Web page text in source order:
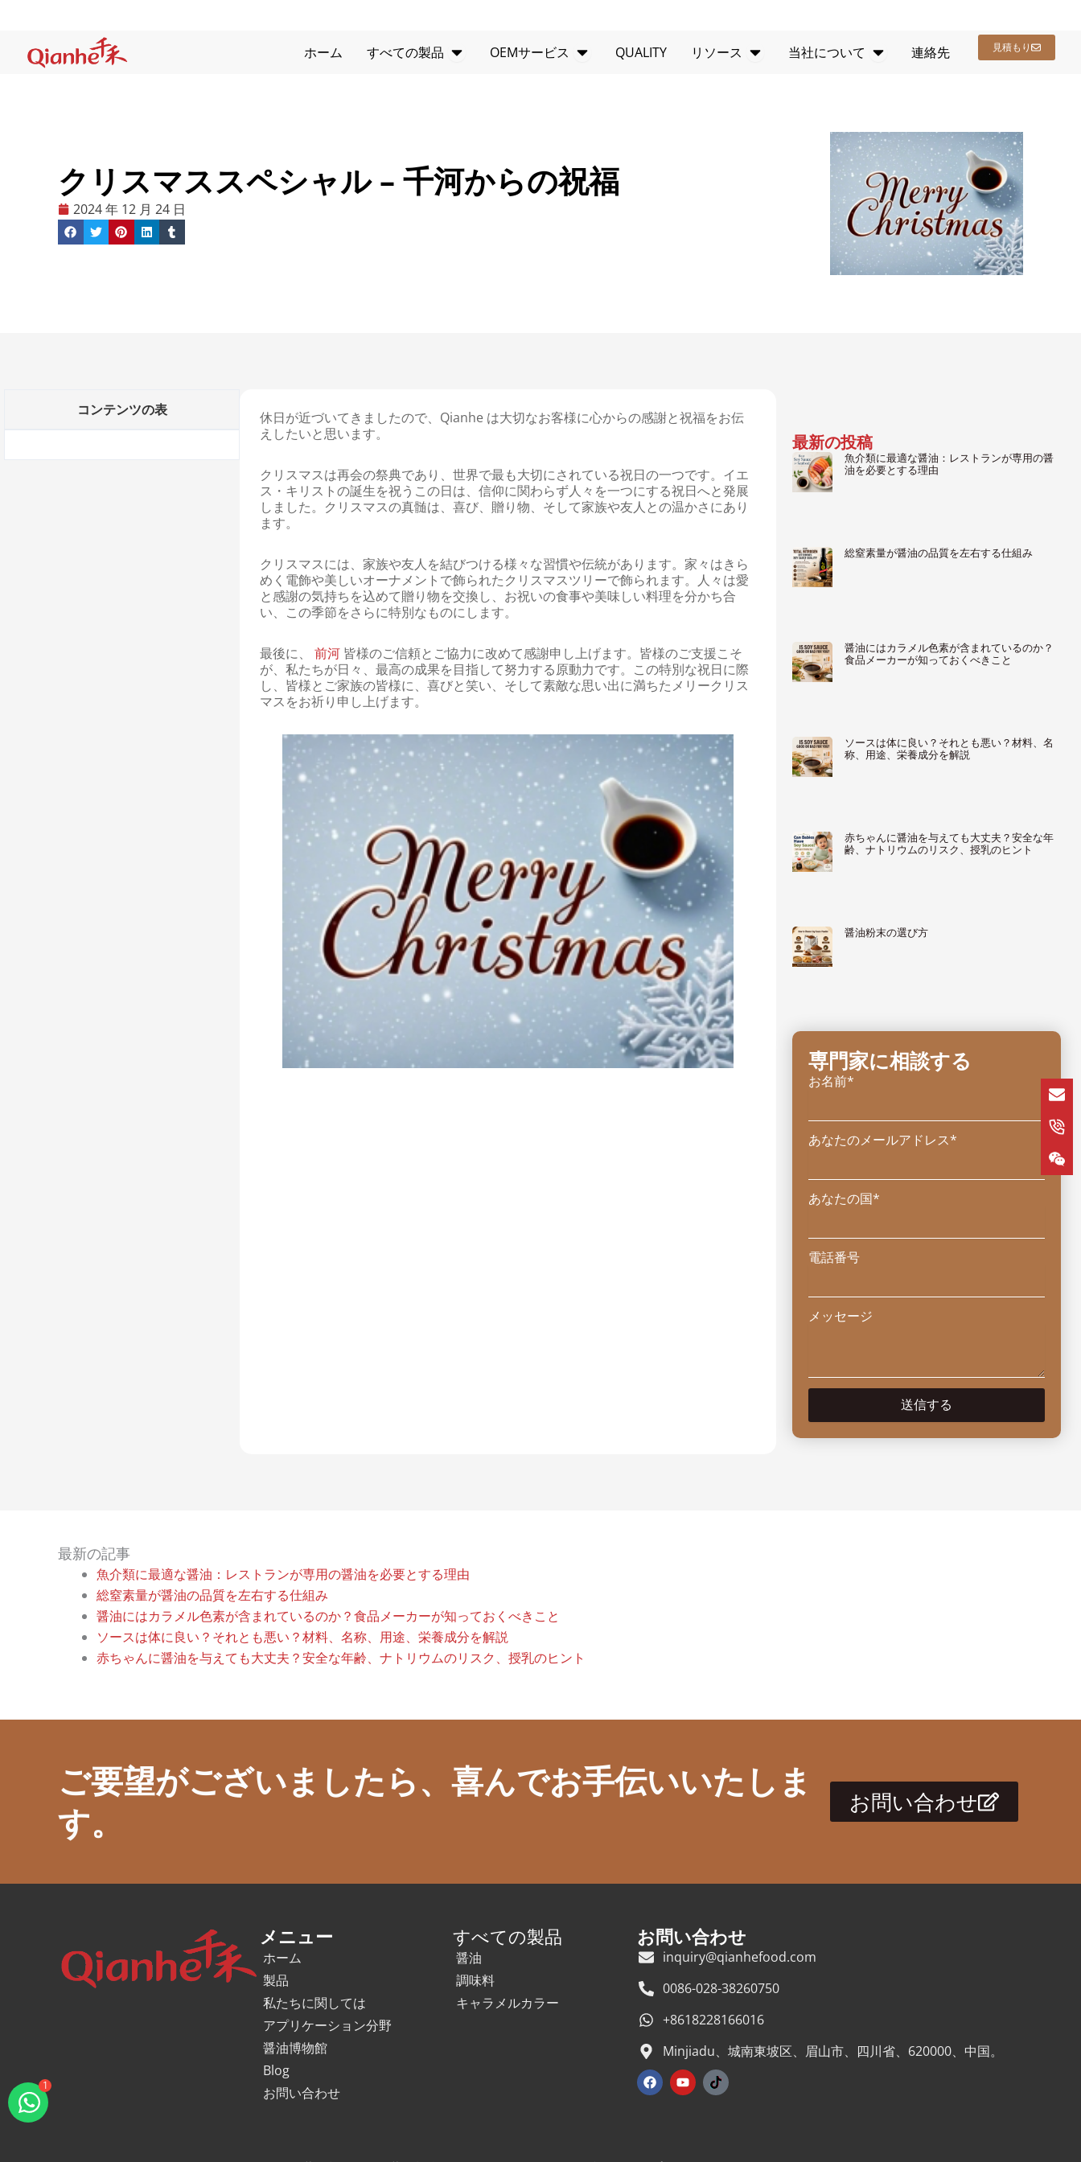
ホーム すべての製品 製品を開くOEMサービス オープンOEMサービス
QUALITY リソース オープンリソース
当社について 開く 会社概要
連絡先 見積もり
クリスマススペシャル – 千河からの祝福
2024 年 12 月 24 日
コンテンツの表
休日が近づいてきましたので、Qianhe は大切なお客様に心からの感謝と祝福をお伝
えしたいと思います。
クリスマスは再会の祭典であり、世界で最も大切にされている祝日の一つです。イエ
ス・キリストの誕生を祝うこの日は、信仰に関わらず人々を一つにする祝日へと発展
しました。クリスマスの真髄は、喜び、贈り物、そして家族や友人との温かさにあり
ます。
クリスマスには、家族や友人を結びつける様々な習慣や伝統があります。家々はきら
めく電飾や美しいオーナメントで飾られたクリスマスツリーで飾られます。人々は愛
と感謝の気持ちを込めて贈り物を交換し、お祝いの食事や美味しい料理を分かち合
い、この季節をさらに特別なものにします。
最後に、前河 皆様のご信頼とご協力に改めて感謝申し上げます。皆様のご支援こそ
が、私たちが日々、最高の成果を目指して努力する原動力です。この特別な祝日に際
し、皆様とご家族の皆様に、喜びと笑い、そして素敵な思い出に満ちたメリークリス
マスをお祈り申し上げます。
最新の投稿
魚介類に最適な醤油：レストランが専用の醤
油を必要とする理由
総窒素量が醤油の品質を左右する仕組み
醤油にはカラメル色素が含まれているのか？
食品メーカーが知っておくべきこと
ソースは体に良い？それとも悪い？材料、名
称、用途、栄養成分を解説
赤ちゃんに醤油を与えても大丈夫？安全な年
齢、ナトリウムのリスク、授乳のヒント
醤油粉末の選び方
専門家に相談する
お名前*
あなたのメールアドレス*
あなたの国*
電話番号
メッセージ
送信する
最新の記事
魚介類に最適な醤油：レストランが専用の醤油を必要とする理由
総窒素量が醤油の品質を左右する仕組み
醤油にはカラメル色素が含まれているのか？食品メーカーが知っておくべきこと
ソースは体に良い？それとも悪い？材料、名称、用途、栄養成分を解説
赤ちゃんに醤油を与えても大丈夫？安全な年齢、ナトリウムのリスク、授乳のヒント
ご要望がございましたら、喜んでお手伝いいたしま
す。
お問い合わせ
1
メニュー
ホーム
製品
私たちに関しては
アプリケーション分野
醤油博物館
Blog
お問い合わせ
すべての製品
醤油
調味料
キャラメルカラー
お問い合わせ
inquiry@qianhefood.com
0086-028-38260750
+8618228166016
Minjiadu、城南東坡区、眉山市、四川省、620000、中国。
F
a
c
Y
o
u
【
T
i